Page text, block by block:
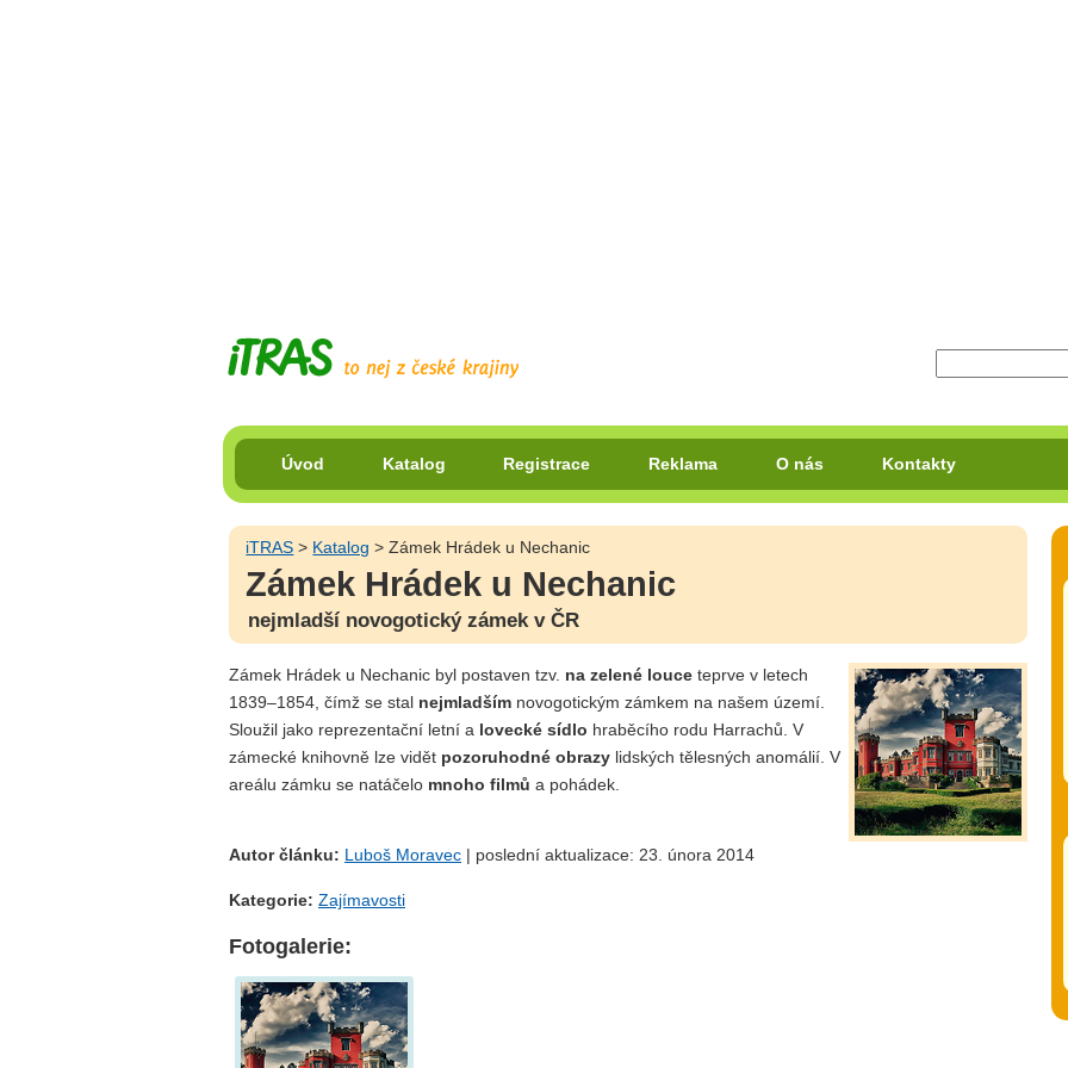
Úvod Katalog Registrace Reklama O nás Kontakty
iTRAS > Katalog > Zámek Hrádek u Nechanic
Zámek Hrádek u Nechanic
nejmladší novogotický zámek v ČR
Zámek Hrádek u Nechanic byl postaven tzv. na zelené louce teprve v letech
1839–1854, čímž se stal nejmladším novogotickým zámkem na našem území.
Sloužil jako reprezentační letní a lovecké sídlo hraběcího rodu Harrachů. V
zámecké knihovně lze vidět pozoruhodné obrazy lidských tělesných anomálií. V
areálu zámku se natáčelo mnoho filmů a pohádek.
Autor článku: Luboš Moravec | poslední aktualizace: 23. února 2014
Kategorie: Zajímavosti
Fotogalerie: